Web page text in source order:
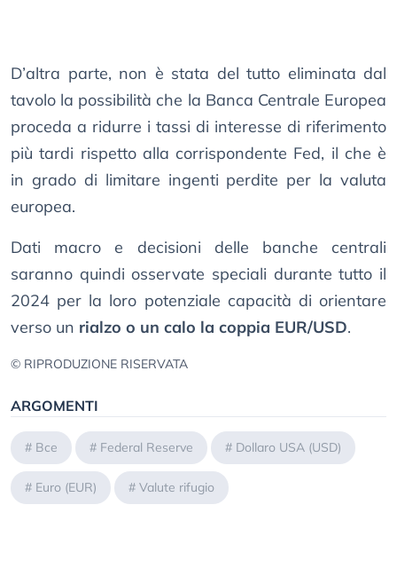
D’altra parte, non è stata del tutto eliminata dal
tavolo la possibilità che la Banca Centrale Europea
proceda a ridurre i tassi di interesse di riferimento
più tardi rispetto alla corrispondente Fed, il che è
in grado di limitare ingenti perdite per la valuta
europea.
Dati macro e decisioni delle banche centrali
saranno quindi osservate speciali durante tutto il
2024 per la loro potenziale capacità di orientare
verso un rialzo o un calo la coppia EUR/USD.
© RIPRODUZIONE RISERVATA
ARGOMENTI
# Bce # Federal Reserve # Dollaro USA (USD)
# Euro (EUR) # Valute rifugio